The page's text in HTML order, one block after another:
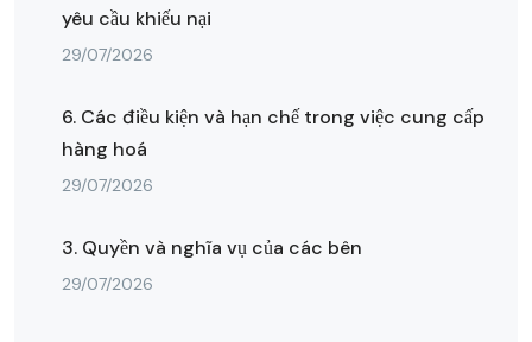
yêu cầu khiếu nại
29/07/2026
6. Các điều kiện và hạn chế trong việc cung cấp
hàng hoá
29/07/2026
3. Quyền và nghĩa vụ của các bên
29/07/2026